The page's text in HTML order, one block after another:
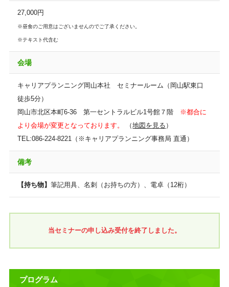
27,000円
※昼食のご用意はございませんのでご了承ください。
※テキスト代含む
会場
キャリアプランニング岡山本社 セミナールーム（岡山駅東口
徒歩5分）
岡山市北区本町6-36 第一セントラルビル1号館７階
※都合に
より会場が変更となっております。
（地図を見る ）
TEL:086-224-8221（※キャリアプランニング事務局 直通）
備考
【持ち物】筆記用具、名刺（お持ちの方）、電卓（12桁）
当セミナーの申し込み受付を終了しました。
プログラム